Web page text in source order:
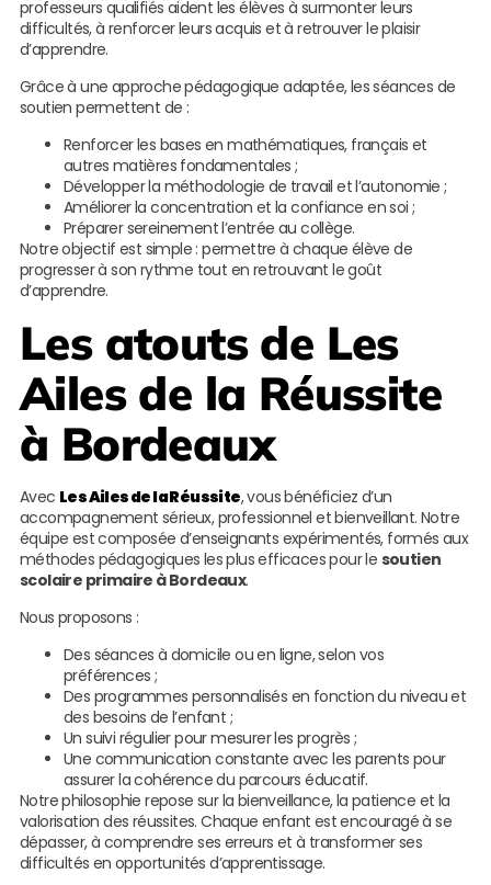
professeurs qualifiés aident les élèves à surmonter leurs
difficultés, à renforcer leurs acquis et à retrouver le plaisir
d’apprendre.
Grâce à une approche pédagogique adaptée, les séances de
soutien permettent de :
Renforcer les bases en mathématiques, français et
autres matières fondamentales ;
Développer la méthodologie de travail et l’autonomie ;
Améliorer la concentration et la confiance en soi ;
Préparer sereinement l’entrée au collège.
Notre objectif est simple : permettre à chaque élève de
progresser à son rythme tout en retrouvant le goût
d’apprendre.
Les atouts de Les
Ailes de la Réussite
à Bordeaux
Avec Les Ailes de la Réussite, vous bénéficiez d’un
accompagnement sérieux, professionnel et bienveillant. Notre
équipe est composée d’enseignants expérimentés, formés aux
méthodes pédagogiques les plus efficaces pour le soutien
scolaire primaire à Bordeaux.
Nous proposons :
Des séances à domicile ou en ligne, selon vos
préférences ;
Des programmes personnalisés en fonction du niveau et
des besoins de l’enfant ;
Un suivi régulier pour mesurer les progrès ;
Une communication constante avec les parents pour
assurer la cohérence du parcours éducatif.
Notre philosophie repose sur la bienveillance, la patience et la
valorisation des réussites. Chaque enfant est encouragé à se
dépasser, à comprendre ses erreurs et à transformer ses
difficultés en opportunités d’apprentissage.